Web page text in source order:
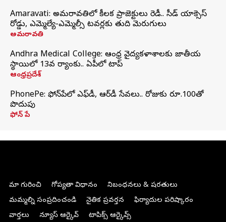
Amaravati: అమరావతిలో కీలక ప్రాజెక్టులు రెడీ.. సీడ్‌ యాక్సెస్‌
రోడ్డు, ఎమ్మెల్యే-ఎమ్మెల్సీ టవర్లకు తుది మెరుగులు
అమరావతి
Andhra Medical College: ఆంధ్ర వైద్యకళాశాలకు జాతీయ
స్థాయిలో 13వ ర్యాంకు.. ఏపీలో టాప్
ఆంధ్రప్రదేశ్
PhonePe: ఫోన్‌పేలో ఎఫ్‌డీ, ఆర్‌డీ సేవలు.. రోజుకు రూ.100తో
పొదుపు
ఫోన్‌ పే
మా గురించి గోప్యతా విధానం
నిబంధనలు & షరతులు
మమ్మల్ని సంప్రదించండి
నైతిక ప్రవర్తన
ఫిర్యాదుల పరిష్కారం
వార్తలు
న్యూస్ ఆర్కైవ్ టాపిక్స్ ఆర్కైవ్స్